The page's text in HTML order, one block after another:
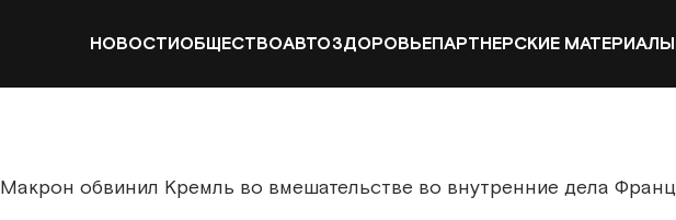
НОВОСТИОБЩЕСТВОАВТОЗДОРОВЬЕПАРТНЕРСКИЕ МАТЕРИАЛЫ
Макрон обвинил Кремль во вмешательстве во внутренние дела